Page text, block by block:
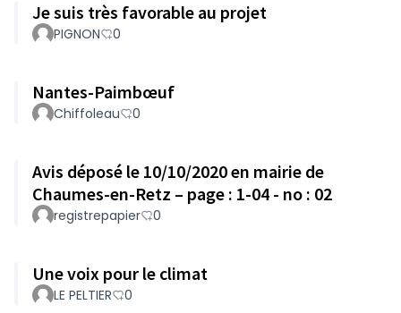
Je suis très favorable au projet
PIGNON 0
Nantes-Paimbœuf
Chiffoleau 0
Avis déposé le 10/10/2020 en mairie de
Chaumes-en-Retz – page : 1-04 - no : 02
registrepapier 0
Une voix pour le climat
LE PELTIER 0